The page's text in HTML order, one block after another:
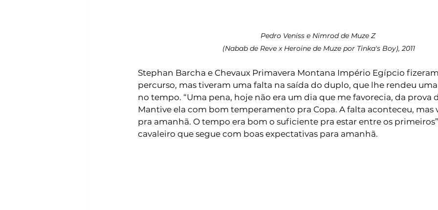
Pedro Veniss e Nimrod de Muze Z
(Nabab de Reve x Heroine de Muze por Tinka's Boy), 2011
Stephan Barcha e Chevaux Primavera Montana Império Egípcio
percurso, mas tiveram uma falta na saída do duplo, que lhe rendeu
no tempo. “Uma pena, hoje não era um dia que me favorecia, da prova
Mantive ela com bom temperamento pra Copa. A falta aconteceu, mas
pra amanhã. O tempo era bom o suficiente pra estar entre os
cavaleiro que segue com boas expectativas para amanhã.